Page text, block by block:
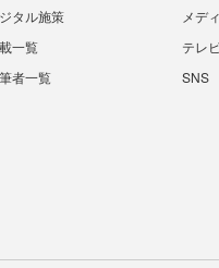
タル施策
メデ
一覧
テレ
者一覧
SNS